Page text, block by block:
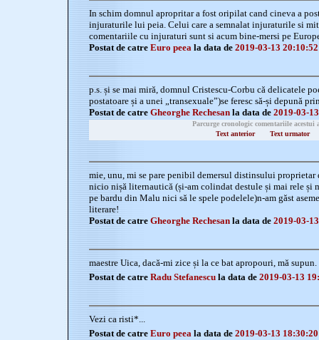
In schim domnul apropritar a fost oripilat cand cineva a
injuraturile lui peia. Celui care a semnalat injuraturile si
comentariile cu injuraturi sunt si acum bine-mersi pe
Postat de catre Euro peea la data de 2019-03-13 20:10:52
p.s. și se mai miră, domnul Cristescu-Corbu că delicatele
postatoare și a unei „transexuale”)se feresc să-și depună
Postat de catre Gheorghe Rechesan la data de 2019-03-
Parcurge cronologic comentariile acestui
Text anterior
Text urmator
mie, unu, mi se pare penibil demersul distinsului
nicio nișă liternautică (și-am colindat destule și mai rele și
pe bardu din Malu nici să le spele podelele)n-am găst
literare!
Postat de catre Gheorghe Rechesan la data de 2019-03-
maestre Uica, dacă-mi zice și la ce bat apropouri, mă supun.
Postat de catre Radu Stefanescu la data de 2019-03-13
Vezi ca risti*...
Postat de catre Euro peea la data de 2019-03-13 18:30:20